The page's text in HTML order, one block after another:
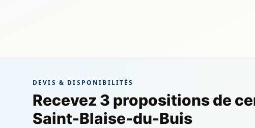
DEVIS & DISPONIBILITÉS
Recevez 3 propositions de
Saint-Blaise-du-Buis